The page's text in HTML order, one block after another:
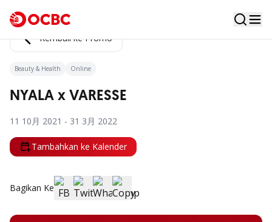
Kembali ke Promo
Beauty & Health Online
NYALA x VARESSE
11 10月 2021 - 31 3月 2022
Tambahkan ke Kalender
Bagikan Ke